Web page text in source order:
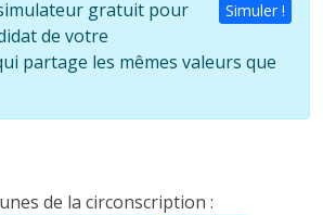
Simuler !
gratuit pour
de votre
partage les mêmes valeurs que
de la circonscription :